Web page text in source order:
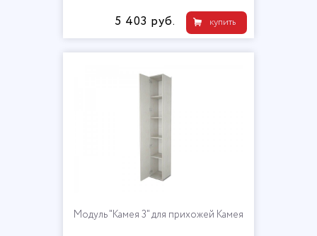
купить
5 403 руб.
Модуль "Камея 3" для прихожей Камея